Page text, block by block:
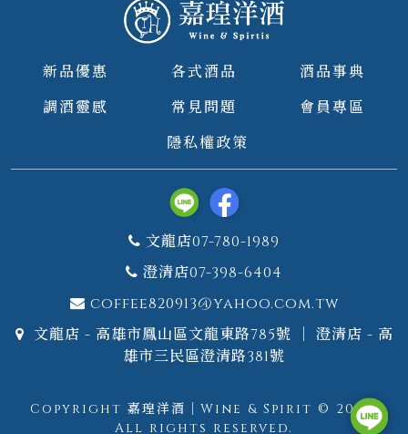
新品優惠 各式酒品
酒品事典
調酒靈感
常見問題
會員專區
隱私權政策
文龍店07-780-1989
澄清店07-398-6404
coffee820913@yahoo.com.tw
文龍店 - 高雄市鳳山區文龍東路785號 ｜ 澄清店 - 高
雄市三民區澄清路381號
Copyright 嘉瑝洋酒｜Wine & Spirit © 2026.
All rights reserved.